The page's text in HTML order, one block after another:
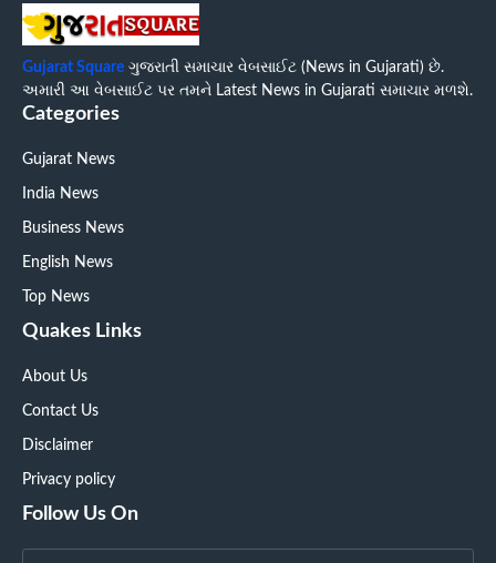
Gujarat Square ગુજરાતી સમાચાર વેબસાઈટ (News in Gujarati) છે.
અમારી આ વેબસાઈટ પર તમને Latest News in Gujarati સમાચાર મળશે.
Categories
Gujarat News
India News
Business News
English News
Top News
Quakes Links
About Us
Contact Us
Disclaimer
Privacy policy
Follow Us On